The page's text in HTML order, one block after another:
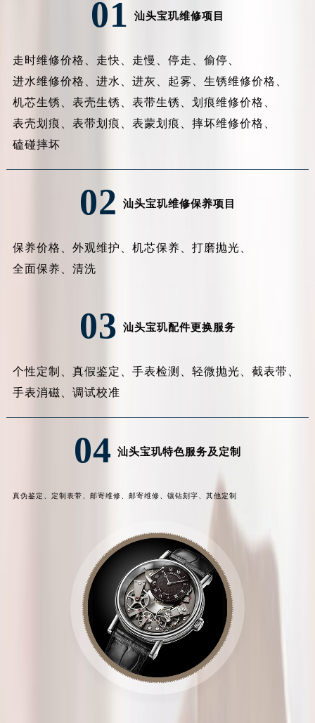
01 汕头宝玑维修项目
走时维修价格、 走快、 走慢、 停走、 偷停、
进水维修价格、 进水、 进灰、 起雾、 生锈维修价格、
机芯生锈、 表壳生锈、 表带生锈、 划痕维修价格、
表壳划痕、 表带划痕、 表蒙划痕、 摔坏维修价格、
磕碰摔坏
02 汕头宝玑维修保养项目
保养价格、 外观维护、 机芯保养、 打磨抛光、
全面保养、 清洗
03 汕头宝玑配件更换服务
个性定制、 真假鉴定、 手表检测、 轻微抛光、 截表带、
手表消磁、 调试校准
04 汕头宝玑特色服务及定制
真伪鉴定、 定制表带、 邮寄维修、 邮寄维修、 镶钻刻字、 其他定制